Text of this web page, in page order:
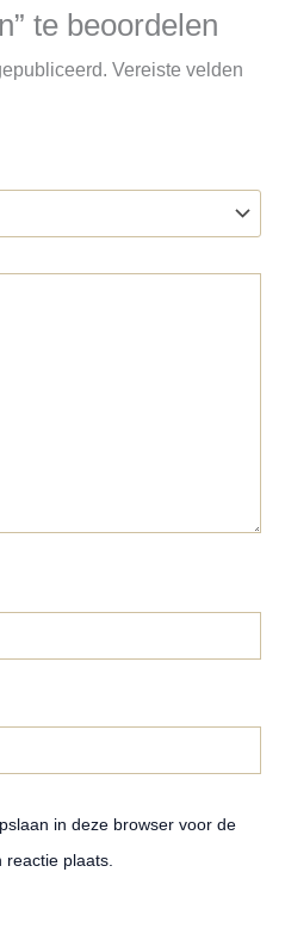
te beoordelen
Vereiste velden
in deze browser voor de
plaats.